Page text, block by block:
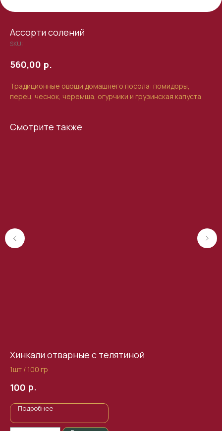
Ассорти солений
SKU:
560,00 р.
Традиционные овощи домашнего посола: помидоры,
перец, чеснок, черемша, огурчики и грузинская капуста
Смотрите также
Хинкали отварные с телятиной
1шт / 100 гр
100 р.
Подробнее